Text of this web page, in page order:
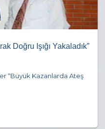
Doğru Işığı Yakaladık”
“Büyük Kazanlarda Ateş